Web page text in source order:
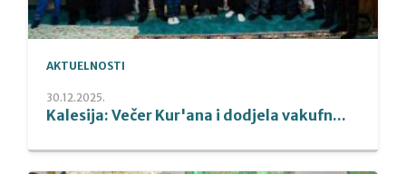
AKTUELNOSTI
30.12.2025.
Kalesija: Večer Kur'ana i dodjela vakufn...